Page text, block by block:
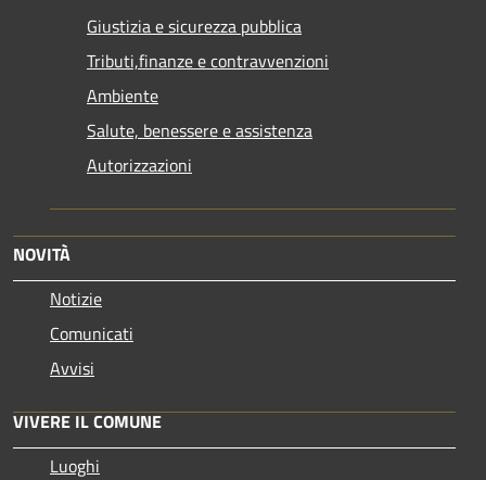
Giustizia e sicurezza pubblica
Tributi,finanze e contravvenzioni
Ambiente
Salute, benessere e assistenza
Autorizzazioni
NOVITÀ
Notizie
Comunicati
Avvisi
VIVERE IL COMUNE
Luoghi